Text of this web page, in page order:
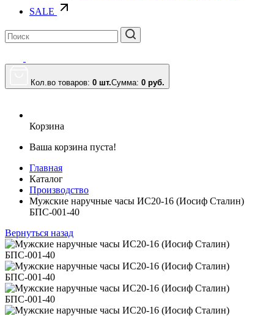
SALE
Кол.во товаров: 0 шт.Сумма: 0 руб.
Корзина
Ваша корзина пуста!
Главная
Каталог
Производство
Мужские наручные часы ИС20-16 (Иосиф Сталин)
БПС-001-40
Вернуться назад